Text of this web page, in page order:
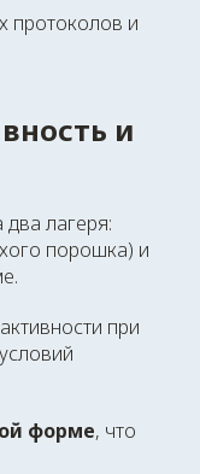
протоколов и
и
лагеря:
порошка) и
при
форме, что